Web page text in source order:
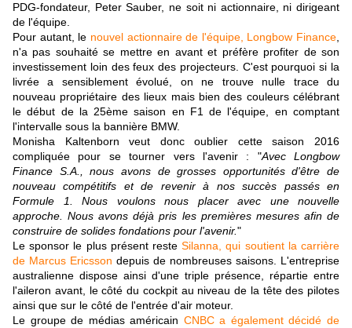
PDG-fondateur, Peter Sauber, ne soit ni actionnaire, ni dirigeant
de l'équipe.
Pour autant, le nouvel actionnaire de l'équipe, Longbow Finance
n'a pas souhaité se mettre en avant et préfère profiter de son
investissement loin des feux des projecteurs. C'est pourquoi si la
livrée a sensiblement évolué, on ne trouve nulle trace du
nouveau propriétaire des lieux mais bien des couleurs célébrant
le début de la 25ème saison en F1 de l'équipe, en comptant
l'intervalle sous la bannière BMW.
Monisha Kaltenborn veut donc oublier cette saison 2016
compliquée pour se tourner vers l'avenir : "Avec Longbow
Finance S.A., nous avons de grosses opportunités d'être de
nouveau compétitifs et de revenir à nos succès passés en
Formule 1. Nous voulons nous placer avec une nouvelle
approche. Nous avons déjà pris les premières mesures afin de
construire de solides fondations pour l'avenir."
Le sponsor le plus présent resteSilanna, qui soutient la carrière
de Marcus Ericsson depuis de nombreuses saisons. L'entreprise
australienne dispose ainsi d'une triple présence, répartie entre
l'aileron avant, le côté du cockpit au niveau de la tête des pilotes
ainsi que sur le côté de l'entrée d'air moteur.
Le groupe de médias américain CNBC a également décidé de